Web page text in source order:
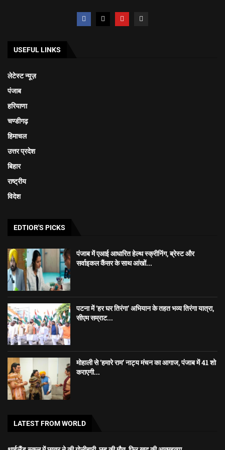
USEFUL LINKS
लेटेस्ट न्यूज़
पंजाब
हरियाणा
चण्डीगढ़
हिमाचल
उत्तर प्रदेश
बिहार
राष्ट्रीय
विदेश
EDTIOR'S PICKS
पंजाब में एआई आधारित हेल्थ स्क्रीनिंग, ब्रेस्ट और
सर्वाइकल कैंसर के साथ आंखों...
पटना में ‘हर घर तिरंगा’ अभियान के तहत भव्य तिरंगा यात्रा,
सीएम सम्राट...
मोहाली से ‘हमारे राम’ नाट्य मंचन का आगाज, पंजाब में 41 शो
कराएगी...
LATEST FROM WORLD